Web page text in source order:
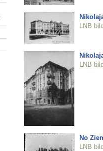
LNB
LNB
No
LNB